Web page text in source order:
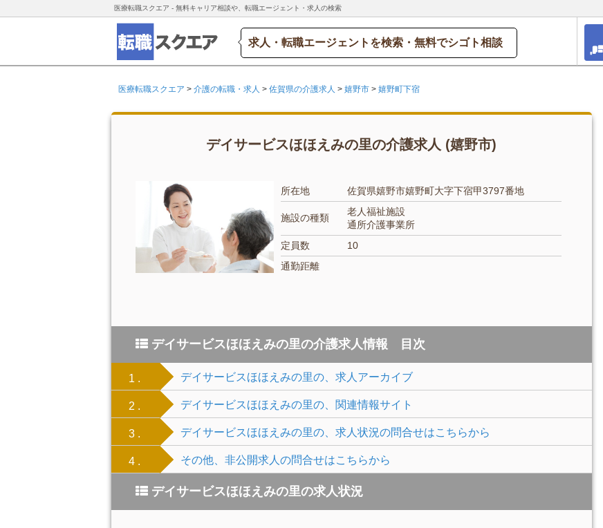
医療転職スクエア - 無料キャリア相談や、転職エージェント・求人の検索
求人・転職エージェントを検索・無料でシゴト相談
医療転職スクエア > 介護の転職・求人 > 佐賀県の介護求人 > 嬉野市 > 嬉野町下宿
デイサービスほほえみの里の介護求人 (嬉野市)
所在地 佐賀県嬉野市嬉野町大字下宿甲3797番地
施設の種類
老人福祉施設
通所介護事業所
定員数
10
通勤距離
デイサービスほほえみの里の介護求人情報 目次
1 . デイサービスほほえみの里の、求人アーカイブ
2 . デイサービスほほえみの里の、関連情報サイト
3 . デイサービスほほえみの里の、求人状況の問合せはこちらから
4 . その他、非公開求人の問合せはこちらから
デイサービスほほえみの里の求人状況